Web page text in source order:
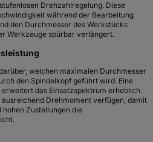
Drehzahlregelung. Diese
während der Bearbeitung
den Durchmesser des Werkstücks
Werkzeuge spürbar verlängert.
welchen maximalen Durchmesser
den Spindelkopf geführt wird. Eine
das Einsatzspektrum erheblich.
Drehmoment verfügen, damit
Zustellungen die